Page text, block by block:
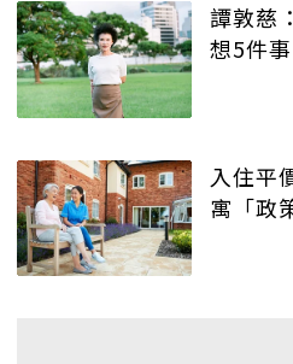
譚敦慈
想5件事
入住平
寓「政